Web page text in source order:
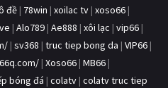
đề | 78win | xoilac tv | xoso66 |
| Alo789 | Ae888 | xôi lạc | vip66 |
| sv368 | truc tiep bong da | VIP66 |
| Xoso66 | MB66 |
bóng đá | colatv | colatv truc tiep